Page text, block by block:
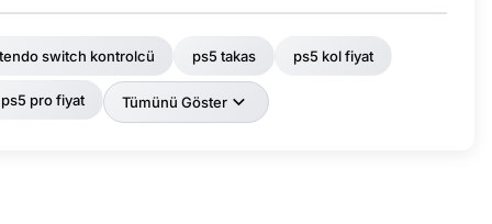
switch kontrolcü ps5 takas ps5 kol fiyat
ps5 pro fiyat Tümünü Göster